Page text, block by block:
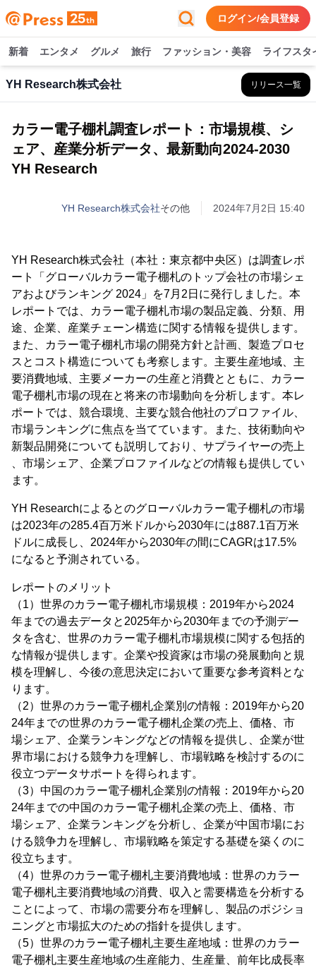
ログイン/会員登録
新着 エンタメ グルメ 旅行 ファッション・美容 ライフスタ
YH Research株式会社 リリース一覧
カラー電子棚札調査レポート：市場規模、シ
ェア、産業分析データ、最新動向2024-2030
YH Research
YH Research株式会社その他 2024年7月2日 15:40
YH Research株式会社（本社：東京都中央区）は調査レポ
ート「グローバルカラー電子棚札のトップ会社の市場シェ
アおよびランキング 2024」を7月2日に発行しました。本
レポートでは、カラー電子棚札市場の製品定義、分類、用
途、企業、産業チェーン構造に関する情報を提供します。
また、カラー電子棚札市場の開発方針と計画、製造プロセ
スとコスト構造についても考察します。主要生産地域、主
要消費地域、主要メーカーの生産と消費とともに、カラー
電子棚札市場の現在と将来の市場動向を分析します。本レ
ポートでは、競合環境、主要な競合他社のプロファイル、
市場ランキングに焦点を当てています。また、技術動向や
新製品開発についても説明しており、サプライヤーの売上
、市場シェア、企業プロファイルなどの情報も提供してい
ます。
YH Researchによるとのグローバルカラー電子棚札の市場
は2023年の285.4百万米ドルから2030年には887.1百万米
ドルに成長し、2024年から2030年の間にCAGRは17.5%
になると予測されている。
レポートのメリット
（1）世界のカラー電子棚札市場規模：2019年から2024
年までの過去データと2025年から2030年までの予測デー
タを含む、世界のカラー電子棚札市場規模に関する包括的
な情報が提供します。企業や投資家は市場の発展動向と規
模を理解し、今後の意思決定において重要な参考資料とな
ります。
（2）世界のカラー電子棚札企業別の情報：2019年から20
24年までの世界のカラー電子棚札企業の売上、価格、市
場シェア、企業ランキングなどの情報を提供し、企業が世
界市場における競争力を理解し、市場戦略を検討するのに
役立つデータサポートを得られます。
（3）中国のカラー電子棚札企業別の情報：2019年から20
24年までの中国のカラー電子棚札企業の売上、価格、市
場シェア、企業ランキングを分析し、企業が中国市場にお
ける競争力を理解し、市場戦略を策定する基礎を築くのに
役立ちます。
（4）世界のカラー電子棚札主要消費地域：世界のカラー
電子棚札主要消費地域の消費、収入と需要構造を分析する
ことによって、市場の需要分布を理解し、製品のポジショ
ニングと市場拡大のための指針を提供します。
（5）世界のカラー電子棚札主要生産地域：世界のカラー
電子棚札主要生産地域の生産能力、生産量、前年比成長率